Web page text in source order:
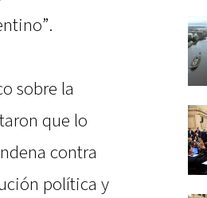
sobre la
que lo
contra
política y